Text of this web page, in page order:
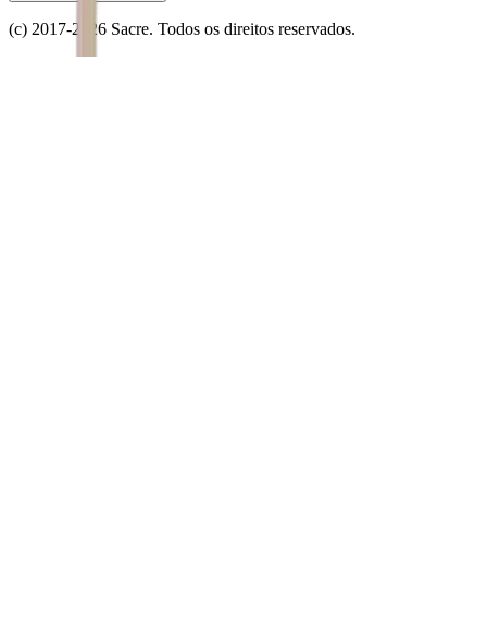
(c) 2017-2026 Sacre. Todos os direitos reservados.